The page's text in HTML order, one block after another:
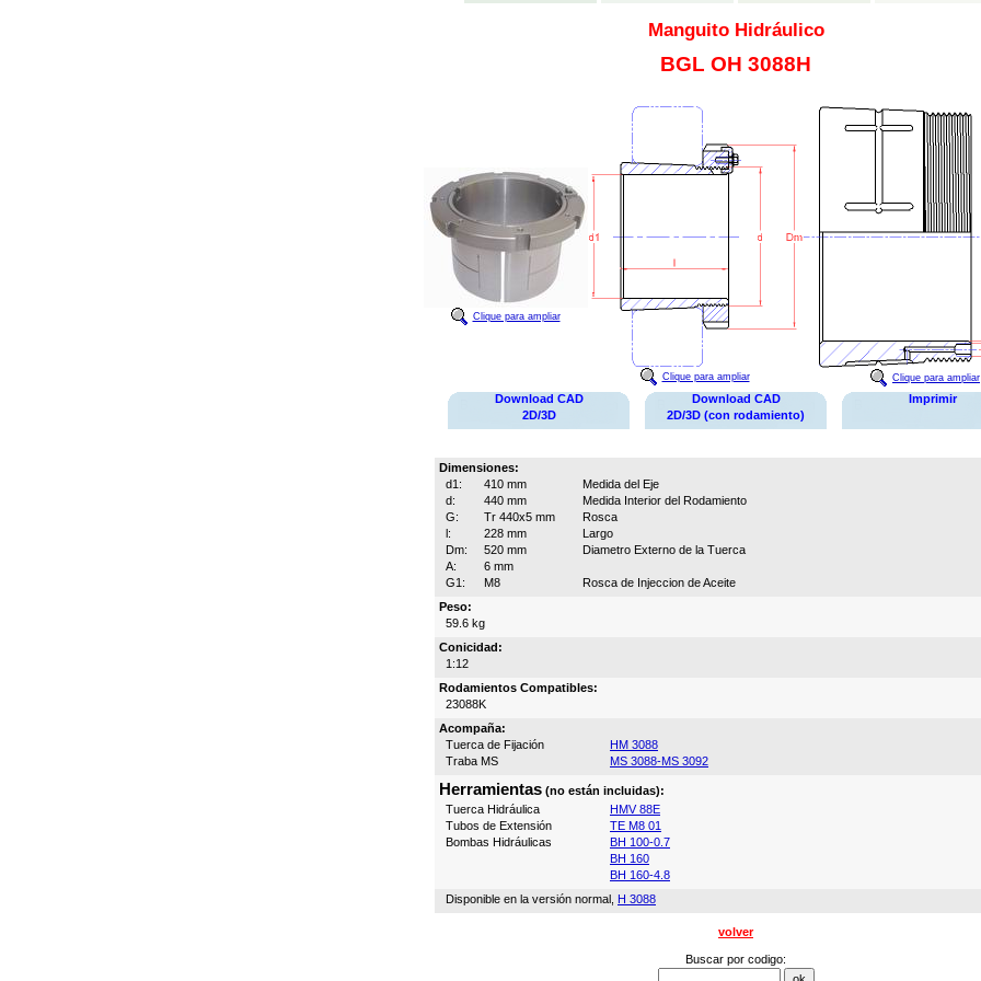
Manguito Hidráulico
BGL OH 3088H
Clique para ampliar
Clique para ampliar Clique para ampliar
Download CAD
2D/3D
Download CAD
2D/3D (con rodamiento)
Imprimir
Dimensiones:
d1:
410 mm
Medida del Eje
d:
440 mm
Medida Interior del Rodamiento
G:
Tr 440x5 mm
Rosca
l:
228 mm
Largo
Dm:
520 mm
Diametro Externo de la Tuerca
A:
6 mm
G1:
M8
Rosca de Injeccion de Aceite
Peso:
59.6 kg
Conicidad:
1:12
Rodamientos Compatibles:
23088K
Acompaña:
Tuerca de Fijación
HM 3088
Traba MS
MS 3088-MS 3092
Herramientas (no están incluidas):
Tuerca Hidráulica
HMV 88E
Tubos de Extensión
TE M8 01
Bombas Hidráulicas
BH 100-0.7
BH 160
BH 160-4.8
Disponible en la versión normal, H 3088
volver
Buscar por codigo: